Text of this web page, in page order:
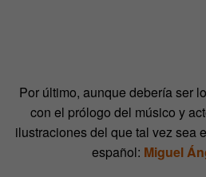
Por último, aunque debería ser
con el prólogo del músico y
ilustraciones del que tal vez sea
español: Miguel